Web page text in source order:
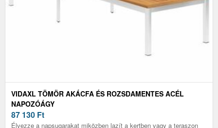
VIDAXL TÖMÖR AKÁCFA ÉS ROZSDAMENTES ACÉL
NAPOZÓÁGY
87 130 Ft
Élvezze a napsugarakat miközben lazít a kertben vagy a teraszon